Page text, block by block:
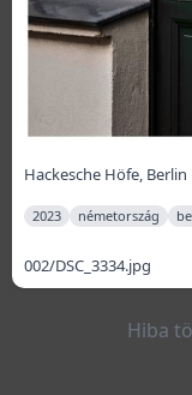
Hackesche Höfe, Berlin
2023 németország
002/DSC_3334.jpg
Hiba